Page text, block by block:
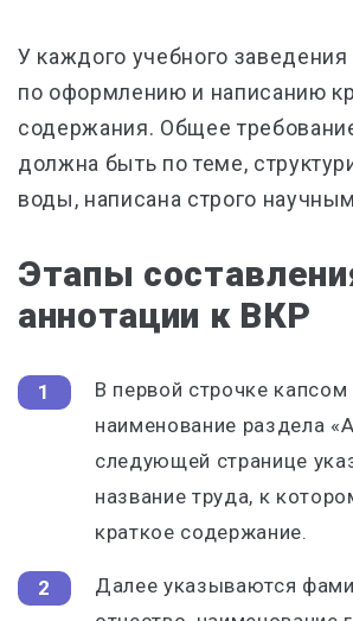
У каждого учебного заведения
по оформлению и написанию
содержания. Общее
должна быть по теме,
воды, написана строго
Этапы
аннотации к ВКР
В первой строчке
наименование раздела
следующей странице
название труда, к
краткое содержание.
Далее указываются